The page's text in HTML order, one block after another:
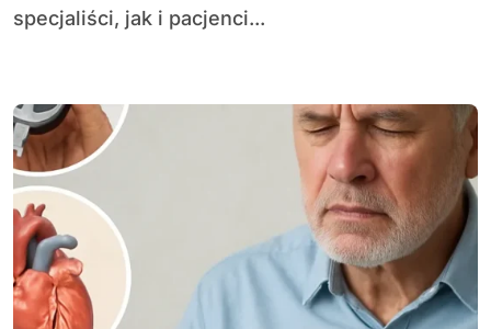
specjaliści, jak i pacjenci...